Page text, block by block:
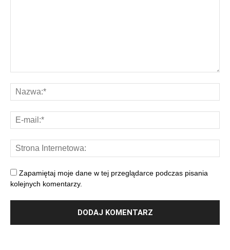
Zapamiętaj moje dane w tej przeglądarce podczas pisania
kolejnych komentarzy.